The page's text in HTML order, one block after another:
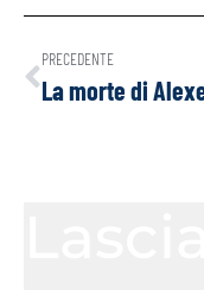
PRECEDENTE